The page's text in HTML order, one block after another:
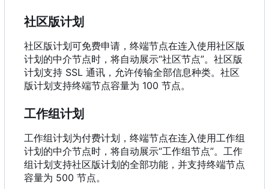
社区版计划
社区版计划可免费申请，终端节点在连入使用社区版
计划的中介节点时，将自动展示“社区节点”。社区版
计划支持 SSL 通讯，允许传输全部信息种类。社区
版计划支持终端节点容量为 100 节点。
工作组计划
工作组计划为付费计划，终端节点在连入使用工作组
计划的中介节点时，将自动展示“工作组节点”。工作
组计划支持社区版计划的全部功能，并支持终端节点
容量为 500 节点。